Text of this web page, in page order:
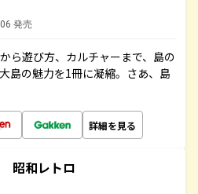
発売
ら遊び方、カルチャーまで、島の
島の魅力を1冊に凝縮。さあ、島
詳細を見る
昭和レトロ